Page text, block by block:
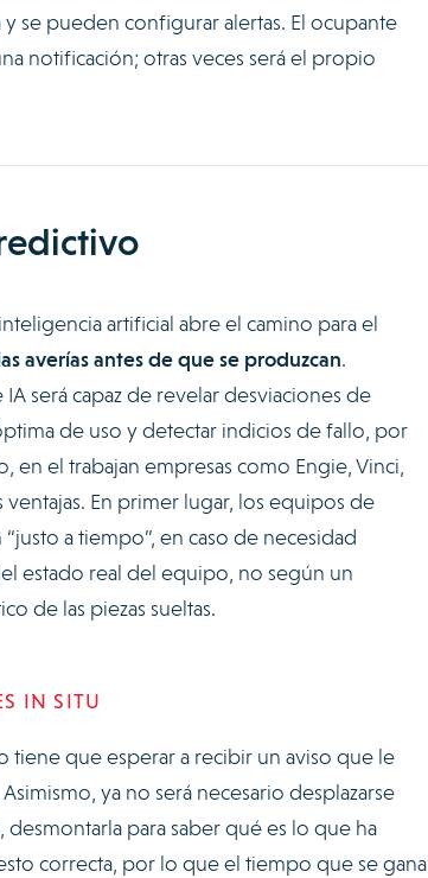
se pueden configurar alertas. El ocupante
notificación; otras veces será el propio
artificial abre el camino para el
averías antes de que se produzcan.
será capaz de revelar desviaciones de
de uso y detectar indicios de fallo, por
el trabajan empresas como Engie, Vinci,
En primer lugar, los equipos de
a tiempo”, en caso de necesidad
estado real del equipo, no según un
de las piezas sueltas.
IN SITU
que esperar a recibir un aviso que le
ya no será necesario desplazarse
desmontarla para saber qué es lo que ha
correcta, por lo que el tiempo que se gana